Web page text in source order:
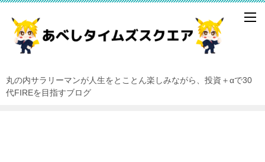
丸の内サラリーマンが人生をとことん楽しみながら、投資＋αで30
代FIREを目指すブログ